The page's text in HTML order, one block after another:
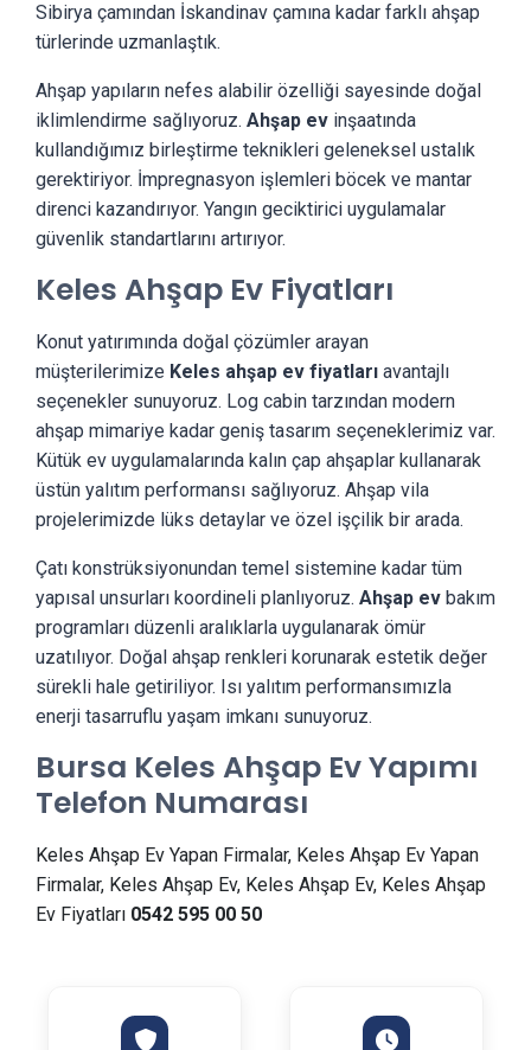
Sibirya çamından İskandinav çamına kadar farklı ahşap
türlerinde uzmanlaştık.
Ahşap yapıların nefes alabilir özelliği sayesinde doğal
iklimlendirme sağlıyoruz. Ahşap ev inşaatında
kullandığımız birleştirme teknikleri geleneksel ustalık
gerektiriyor. İmpregnasyon işlemleri böcek ve mantar
direnci kazandırıyor. Yangın geciktirici uygulamalar
güvenlik standartlarını artırıyor.
Keles Ahşap Ev Fiyatları
Konut yatırımında doğal çözümler arayan
müşterilerimize Keles ahşap ev fiyatları avantajlı
seçenekler sunuyoruz. Log cabin tarzından modern
ahşap mimariye kadar geniş tasarım seçeneklerimiz var.
Kütük ev uygulamalarında kalın çap ahşaplar kullanarak
üstün yalıtım performansı sağlıyoruz. Ahşap vila
projelerimizde lüks detaylar ve özel işçilik bir arada.
Çatı konstrüksiyonundan temel sistemine kadar tüm
yapısal unsurları koordineli planlıyoruz. Ahşap ev bakım
programları düzenli aralıklarla uygulanarak ömür
uzatılıyor. Doğal ahşap renkleri korunarak estetik değer
sürekli hale getiriliyor. Isı yalıtım performansımızla
enerji tasarruflu yaşam imkanı sunuyoruz.
Bursa Keles Ahşap Ev Yapımı
Telefon Numarası
Keles Ahşap Ev Yapan Firmalar, Keles Ahşap Ev Yapan
Firmalar, Keles Ahşap Ev, Keles Ahşap Ev, Keles Ahşap
Ev Fiyatları 0542 595 00 50